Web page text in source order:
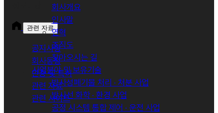
회사개요
인사말
연혁
조직도
찾아오시는 길
사업분야 및 보유기술
방사성폐기물 처리 · 처분 사업
방사선 화학 · 환경 사업
공정 시스템 통합 제어 · 운전 사업
관련 자료
공지사항
회사동정
인증 및 특허
관련 자료
관련 사이트